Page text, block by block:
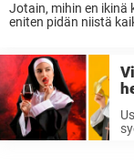
Jotain, mihin en ikinä
eniten pidän niistä